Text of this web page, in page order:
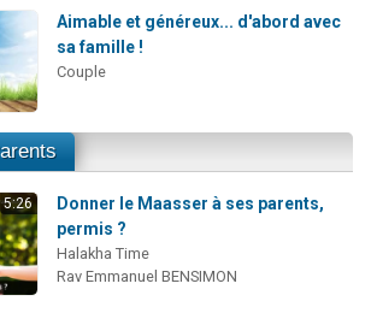
Aimable et généreux... d'abord avec
sa famille !
Couple
5:26
Donner le Maasser à ses parents,
permis ?
Halakha Time
Rav Emmanuel BENSIMON